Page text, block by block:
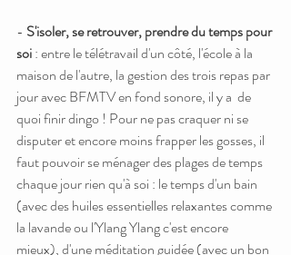
- S'isoler, se retrouver, prendre du temps pour
soi : entre le télétravail d'un côté, l'école à la
maison de l'autre, la gestion des trois repas par
jour avec BFMTV en fond sonore, il y a  de
quoi finir dingo ! Pour ne pas craquer ni se
disputer et encore moins frapper les gosses, il
faut pouvoir se ménager des plages de temps
chaque jour rien qu'à soi : le temps d'un bain
(avec des huiles essentielles relaxantes comme
la lavande ou l'Ylang Ylang c'est encore
mieux), d'une méditation guidée (avec un bon